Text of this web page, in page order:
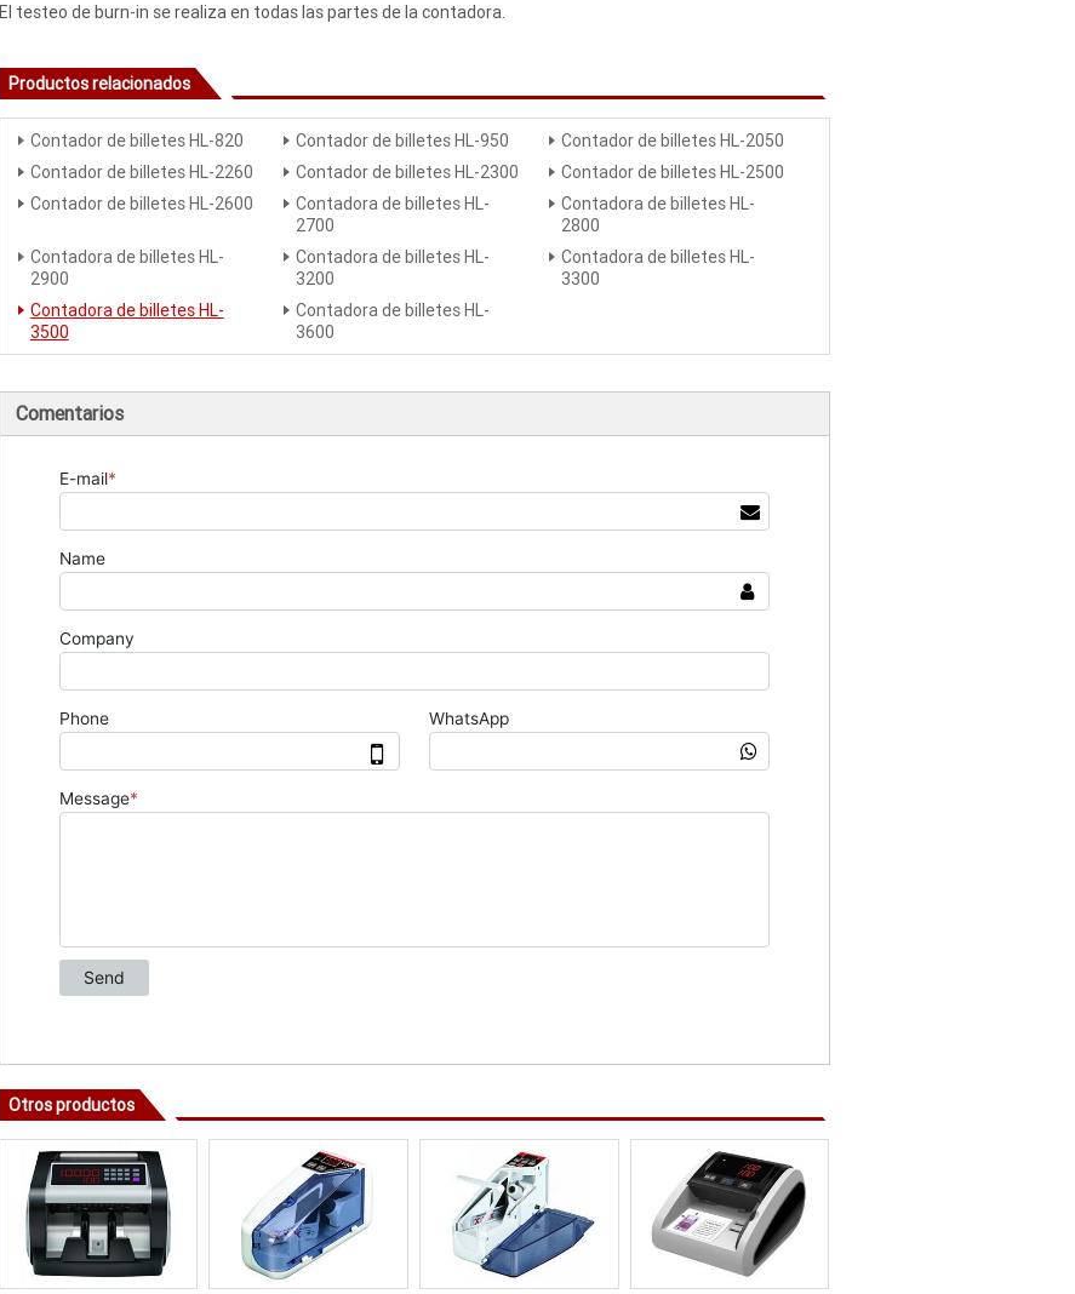
El testeo de burn-in se realiza en todas las partes de la contadora.
Productos relacionados
Contador de billetes HL-820 Contador de billetes HL-950
Contador de billetes HL-2050
Contador de billetes HL-2260
Contador de billetes HL-2300
Contador de billetes HL-2500
Contador de billetes HL-2600
Contadora de billetes HL-
2700
Contadora de billetes HL-
2800
Contadora de billetes HL-
2900
Contadora de billetes HL-
3200
Contadora de billetes HL-
3300
Contadora de billetes HL-
3500
Contadora de billetes HL-
3600
Comentarios
Otros productos